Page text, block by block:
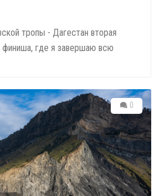
тропы - Дагестан вторая
финиша, где я завершаю всю
0